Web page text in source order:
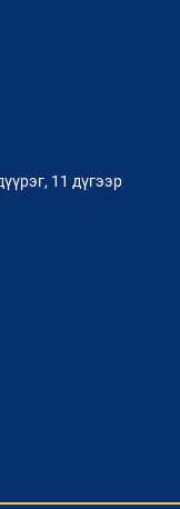
11 дүгээр